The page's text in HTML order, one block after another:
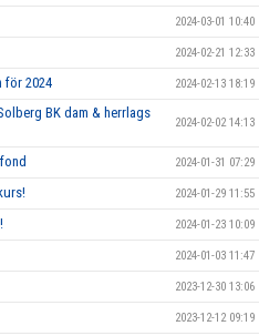
2024-03-01 10:40
2024-02-21 12:33
för 2024 2024-02-13 18:19
BK dam & herrlags
2024-02-02 14:13
2024-01-31 07:29
2024-01-29 11:55
2024-01-23 10:09
2024-01-03 11:47
2023-12-30 13:06
2023-12-12 09:19